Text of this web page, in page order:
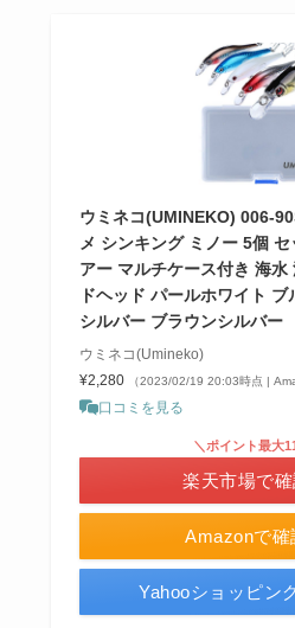
ウミネコ(UMINEKO) 006-
メ シンキング ミノー 5個
アー マルチケース付き 海水
ドヘッド パールホワイト
シルバー ブラウンシルバー
ウミネコ(Umineko)
¥2,280
（2023/02/19 20:03時点 |
口コミを見る
Amazonで確
＼ポイント最大
楽天市場で確
Yahooショッピン